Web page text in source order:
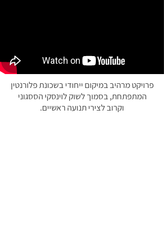
פרויקט מרהיב במיקום ייחודי בשכונת פלורנטין
המתפתחת, בסמוך לשוק לוינסקי הססגוני
וקרוב לצירי תנועה ראשיים.